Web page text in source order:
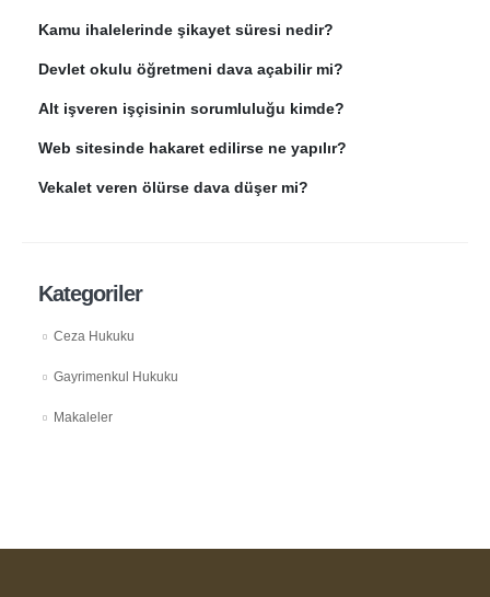
Kamu ihalelerinde şikayet süresi nedir?
Devlet okulu öğretmeni dava açabilir mi?
Alt işveren işçisinin sorumluluğu kimde?
Web sitesinde hakaret edilirse ne yapılır?
Vekalet veren ölürse dava düşer mi?
Kategoriler
Ceza Hukuku
Gayrimenkul Hukuku
Makaleler